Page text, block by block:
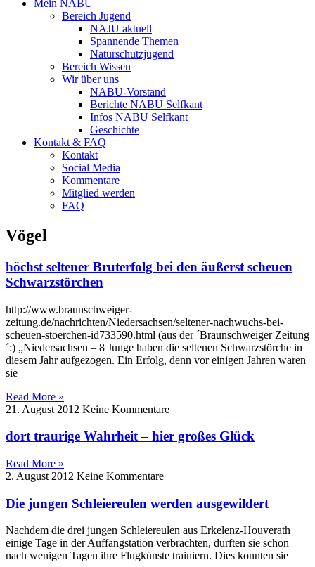
Mein NABU
Bereich Jugend
NAJU aktuell
Spannende Themen
Naturschutzjugend
Bereich Wissen
Wir über uns
NABU-Vorstand
Berichte NABU Selfkant
Infos NABU Selfkant
Geschichte
Kontakt & FAQ
Kontakt
Social Media
Kommentare
Mitglied werden
FAQ
Vögel
höchst seltener Bruterfolg bei den äußerst scheuen
Schwarzstörchen
http://www.braunschweiger-
zeitung.de/nachrichten/Niedersachsen/seltener-nachwuchs-bei-
scheuen-stoerchen-id733590.html (aus der ´Braunschweiger Zeitung
´:) „Niedersachsen – 8 Junge haben die seltenen Schwarzstörche in
diesem Jahr aufgezogen. Ein Erfolg, denn vor einigen Jahren waren
sie
Read More »
21. August 2012 Keine Kommentare
dort traurige Wahrheit – hier großes Glück
Read More »
2. August 2012 Keine Kommentare
Die jungen Schleiereulen werden ausgewildert
Nachdem die drei jungen Schleiereulen aus Erkelenz-Houverath
einige Tage in der Auffangstation verbrachten, durften sie schon
nach wenigen Tagen ihre Flugkünste trainiern. Dies konnten sie